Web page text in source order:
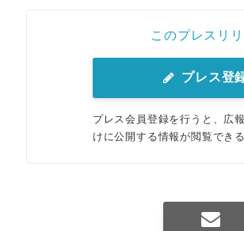
このプレスリ
プレス登
プレス会員登録を行うと、広
けに公開する情報が閲覧でき